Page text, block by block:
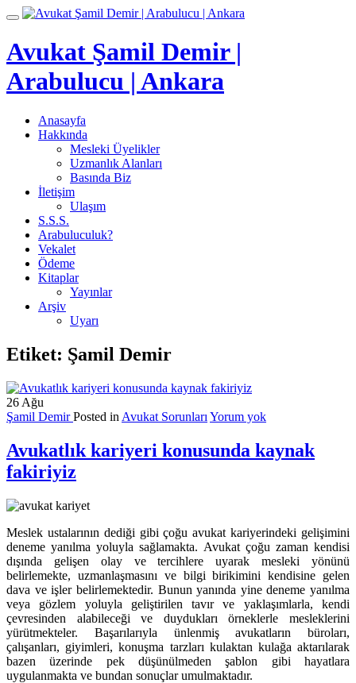
İçeriğe
Toggle
Avukat Şamil Demir |
Arabulucu | Ankara
Anasayfa
Hakkında
Mesleki Üyelikler
Uzmanlık Alanları
Basında Biz
İletişim
Ulaşım
S.S.S.
Arabuluculuk?
Vekalet
Ödeme
Kitaplar
Yayınlar
Arşiv
Uyarı
Etiket: Şamil Demir
26 Ağu
Şamil DemirPosted in Avukat Sorunları Yorum yok
Avukatlık kariyeri konusunda kaynak
fakiriyiz
Meslek ustalarının dediği gibi çoğu avukat kariyerindeki gelişimini
deneme yanılma yoluyla sağlamakta. Avukat çoğu zaman kendisi
dışında gelişen olay ve tercihlere uyarak mesleki yönünü
belirlemekte, uzmanlaşmasını ve bilgi birikimini kendisine gelen
dava ve işler belirlemektedir. Bunun yanında yine deneme yanılma
veya gözlem yoluyla geliştirilen tavır ve yaklaşımlarla, kendi
çevresinden alabileceği ve duydukları örneklerle mesleklerini
yürütmekteler. Başarılarıyla ünlenmiş avukatların büroları,
çalışanları, giyimleri, konuşma tarzları kulaktan kulağa aktarılarak
bazen üzerinde pek düşünülmeden şablon gibi hayatlara
uygulanmakta ve bundan sonuçlar umulmaktadır.